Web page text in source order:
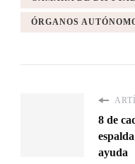
ÓRGANOS
8 de
ayuda